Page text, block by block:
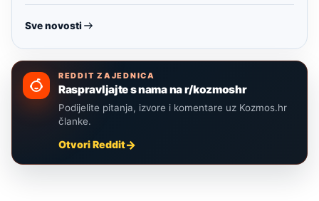
Sve novosti
REDDIT ZAJEDNICA
Raspravljajte s nama na r/kozmoshr
Podijelite pitanja, izvore i komentare uz Kozmos.hr
članke.
Otvori Reddit